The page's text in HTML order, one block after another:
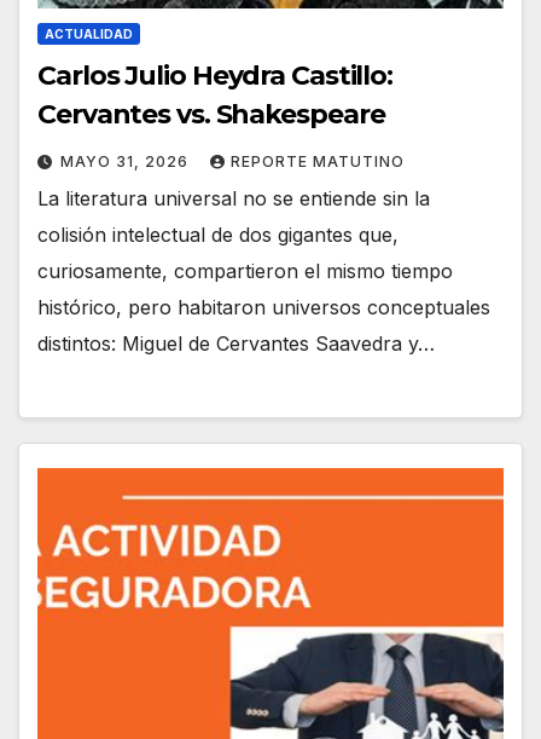
ACTUALIDAD
Carlos Julio Heydra Castillo:
Cervantes vs. Shakespeare
MAYO 31, 2026 REPORTE MATUTINO
La literatura universal no se entiende sin la
colisión intelectual de dos gigantes que,
curiosamente, compartieron el mismo tiempo
histórico, pero habitaron universos conceptuales
distintos: Miguel de Cervantes Saavedra y…